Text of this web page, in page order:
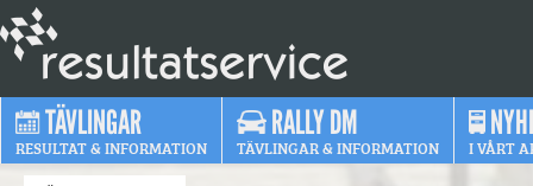
TÄVLINGAR
RESULTAT & INFORMATION
RALLY DM
TÄVLINGAR & INFORMATION I VÅRT